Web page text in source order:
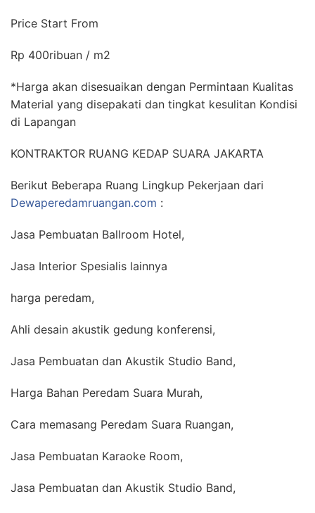
Price Start From
Rp 400ribuan / m2
*Harga akan disesuaikan dengan Permintaan Kualitas
Material yang disepakati dan tingkat kesulitan Kondisi
di Lapangan
KONTRAKTOR RUANG KEDAP SUARA JAKARTA
Berikut Beberapa Ruang Lingkup Pekerjaan dari
Dewaperedamruangan.com :
Jasa Pembuatan Ballroom Hotel,
Jasa Interior Spesialis lainnya
harga peredam,
Ahli desain akustik gedung konferensi,
Jasa Pembuatan dan Akustik Studio Band,
Harga Bahan Peredam Suara Murah,
Cara memasang Peredam Suara Ruangan,
Jasa Pembuatan Karaoke Room,
Jasa Pembuatan dan Akustik Studio Band,